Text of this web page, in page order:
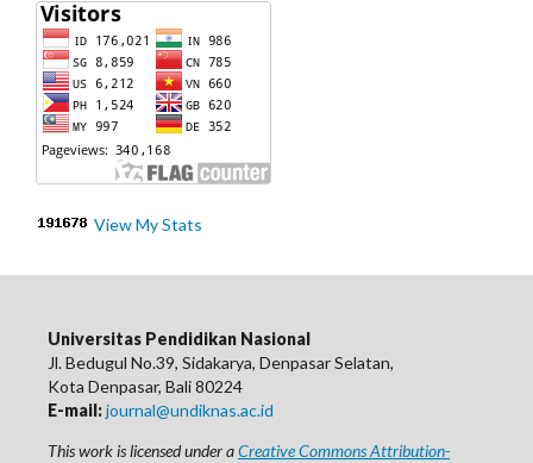
View My Stats
Universitas Pendidikan Nasional
Jl. Bedugul No.39, Sidakarya, Denpasar Selatan,
Kota Denpasar, Bali 80224
E-mail:journal@undiknas.ac.id
This work is licensed under aCreative Commons Attribution-